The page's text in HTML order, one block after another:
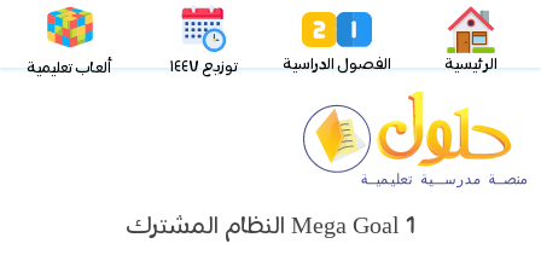
الرئيسية الفصول الدراسية توزيع ١٤٤٧ ألعاب تعليمية
Mega Goal 1 النظام المشترك